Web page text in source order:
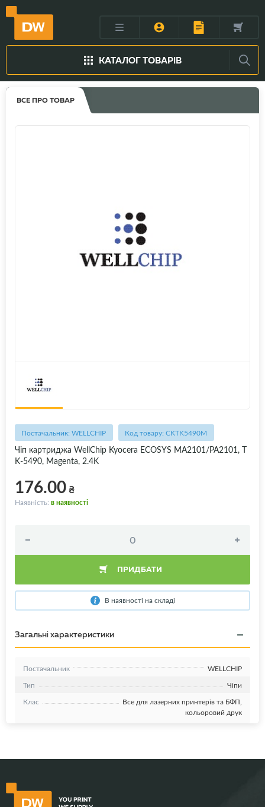
КАТАЛОГ ТОВАРІВ
ВСЕ ПРО ТОВАР
Постачальник: WELLCHIP Код товару: CKTK5490M
Чіп картриджа WellChip Kyocera ECOSYS MA2101/PA2101, T
K-5490, Magenta, 2.4K
176.00₴
Наявність: в наявності
ПРИДБАТИ
В наявності на складі
Загальні характеристики
Постачальник
WELLCHIP
Тип
Чіпи
Клас
Все для лазерних принтерів та БФП,
кольоровий друк